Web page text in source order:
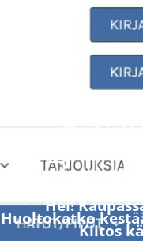
Hei!
Huoltokatko
Kiitos